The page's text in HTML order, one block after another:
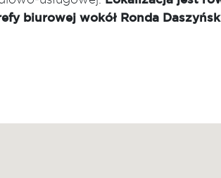
biurowej wokół Ronda